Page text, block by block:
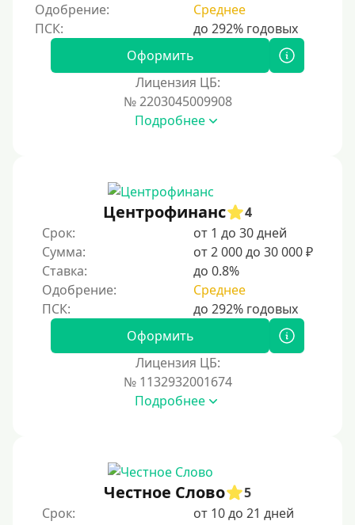
Через систему быстрых платежей СБП
Способы получения
Без активации сервиса
Не выходя из дома
Без посещения офиса
В офисе
В ломбарде
Роботы займов
Онлайн на карту в Telegram
Без списания денег с карты
Денежным переводом
На Яндекс Деньги
Без привязки карты
Одобрение:
Среднее
Оформить
Лицензия ЦБ:
№ 2203045009908
Подробнее
Центрофинанс
4
Срок:
от 1 до 30 дней
Сумма:
от 2 000 до 30 000 ₽
Ставка:
до 0.8%
Одобрение:
Среднее
Оформить
Лицензия ЦБ:
№ 1132932001674
Подробнее
Честное Слово
5
Срок:
от 10 до 21 дней